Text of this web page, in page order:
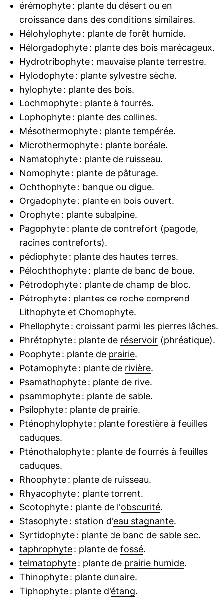
érémophyte: plante du désert ou en
croissance dans des conditions similaires.
Hélohylophyte : plante de forêt humide.
Hélorgadophyte : plante des bois marécageux.
Hydrotribophyte : mauvaise plante terrestre.
Hylodophyte : plante sylvestre sèche.
hylophyte: plante des bois.
Lochmophyte : plante à fourrés.
Lophophyte : plante des collines.
Mésothermophyte : plante tempérée.
Microthermophyte : plante boréale.
Namatophyte : plante de ruisseau.
Nomophyte : plante de pâturage.
Ochthophyte : banque ou digue.
Orgadophyte : plante en bois ouvert.
Orophyte : plante subalpine.
Pagophyte : plante de contrefort (pagode,
racines contreforts).
pédiophyte: plante des hautes terres.
Pélochthophyte : plante de banc de boue.
Pétrodophyte : plante de champ de bloc.
Pétrophyte : plantes de roche comprend
Lithophyte et Chomophyte.
Phellophyte : croissant parmi les pierres lâches.
Phrétophyte : plante de réservoir(phréatique).
Poophyte : plante de prairie.
Potamophyte : plante de rivière.
Psamathophyte : plante de rive.
psammophyte: plante de sable.
Psilophyte : plante de prairie.
Pténophylophyte : plante forestière à feuilles
caduques.
Pténothalophyte : plante de fourrés à feuilles
caduques.
Rhoophyte : plante de ruisseau.
Rhyacophyte : plante torrent.
Scotophyte : plante de l'obscurité.
Stasophyte : station d'eau stagnante.
Syrtidophyte : plante de banc de sable sec.
taphrophyte: plante de fossé.
telmatophyte: plante de prairie humide.
Thinophyte : plante dunaire.
Tiphophyte : plante d'étang.